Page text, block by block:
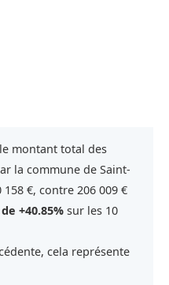
montant total des
la commune de Saint-
€, contre 206 009 €
+40.85% sur les 10
cela représente